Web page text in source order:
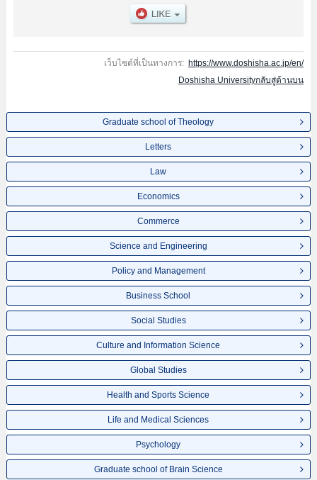
and Sports ScienceหรือLife and Medical
SciencesหรือPsychologyหรือGraduate school of Brain
Studies)หรือLaw School เป็นต้น,ข้อมูลของแต่ละสาขาวิจัย,ข้อมูลการสอบคัด
เลือกเข้าศึกษาเช่นจำนวนคนที่รับสมัครหรือจำนวนคนที่ผ่านการสอบคัดเลือก
เป็นต้น,แนะนำสถานที่,การเดินทางเป็นต้นไว้ด้วยดังนั้นขอเชิญใช้บริการค้นหา
เว็บไซต์ที่เป็นทางการ: https://www.doshisha.ac.jp/en/
Doshisha Universityกลับสู่ด้านบน
Graduate school of Theology
Letters
Law
Economics
Commerce
Science and Engineering
Policy and Management
Business School
Social Studies
Culture and Information Science
Global Studies
Health and Sports Science
Life and Medical Sciences
Psychology
Graduate school of Brain Science